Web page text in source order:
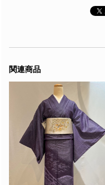
関連商品